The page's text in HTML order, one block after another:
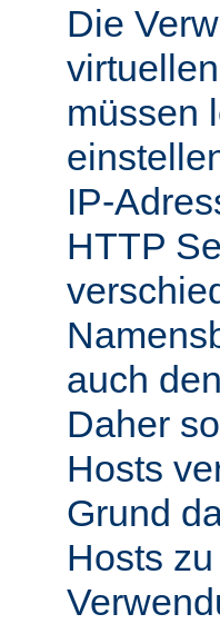
Die
müssen
IP-
HTTP
auch
Daher
Hosts
Grund
Hosts